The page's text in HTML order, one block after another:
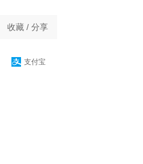
收藏 / 分享
支付宝